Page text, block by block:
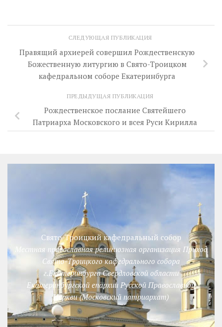
СЛЕДУЮЩАЯ ПУБЛИКАЦИЯ
Правящий архиерей совершил Рождественскую
Божественную литургию в Свято-Троицком
кафедральном соборе Екатеринбурга
ПРЕДЫДУЩАЯ ПУБЛИКАЦИЯ
Рождественское послание Святейшего
Патриарха Московского и всея Руси Кирилла
Свято-Троицкий кафедральный собор
Местная православная религиозная организация Приход
Свято-Троицкого кафедрального собора
г.Екатеринбурга Свердловской области
Екатеринбургской епархии Русской Православной
Церкви (Московский патриархат)